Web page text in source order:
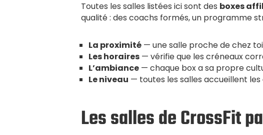
Toutes les salles listées ici sont des boxes
qualité : des coachs formés, un programme
La proximité — une salle proche de chez
Les horaires — vérifie que les créneaux
L’ambiance — chaque box a sa propre
Le niveau — toutes les salles accueillent
Les salles de CrossFit